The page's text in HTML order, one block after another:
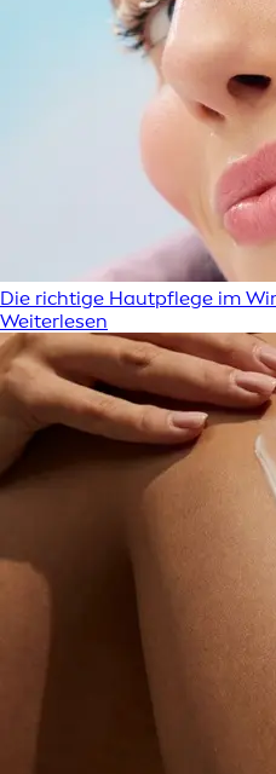
Die richtige Hautpflege im
Weiterlesen